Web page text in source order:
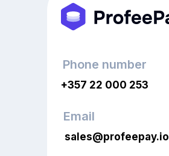
+357 22 000 253
Phone number
sales@profeepay.io
Email